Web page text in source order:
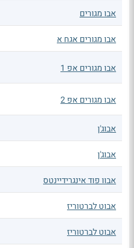
אבו מגורים
אבו מגורים אגח א
אבו מגורים אפ 1
אבו מגורים אפ 2
אבוג'ן
אבוג'ן
אבוו פוד אינגרידיינטס
אבוט לברטוריז
אבוט לברטוריז